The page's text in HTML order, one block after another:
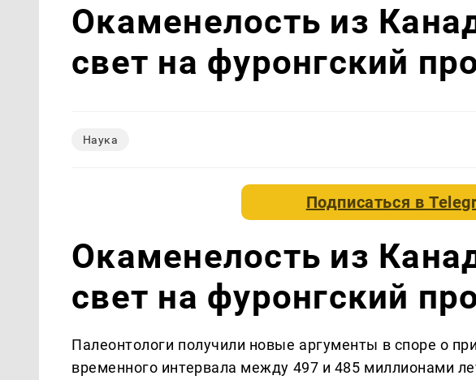
Окаменелость из
свет на фуронгский
Наука
Подписаться в
Окаменелость из
свет на фуронгский
Палеонтологи получили новые аргументы в споре о
временного интервала между 497 и 485 миллионами